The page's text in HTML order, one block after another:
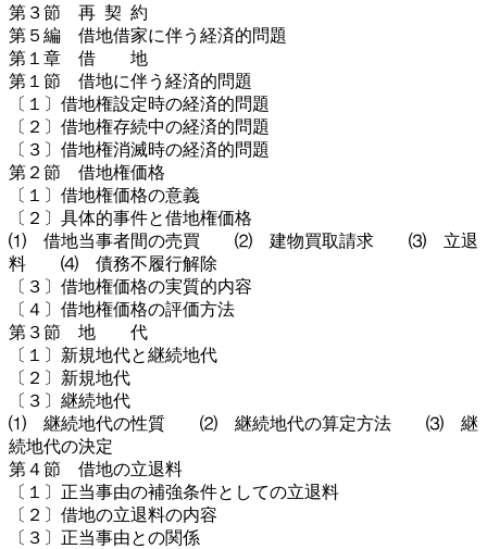
第３節 再 契 約
第５編 借地借家に伴う経済的問題
第１章 借 地
第１節 借地に伴う経済的問題
〔１〕借地権設定時の経済的問題
〔２〕借地権存続中の経済的問題
〔３〕借地権消滅時の経済的問題
第２節 借地権価格
〔１〕借地権価格の意義
〔２〕具体的事件と借地権価格
⑴ 借地当事者間の売買 ⑵ 建物買取請求 ⑶ 立退
料 ⑷ 債務不履行解除
〔３〕借地権価格の実質的内容
〔４〕借地権価格の評価方法
第３節 地 代
〔１〕新規地代と継続地代
〔２〕新規地代
〔３〕継続地代
⑴ 継続地代の性質 ⑵ 継続地代の算定方法 ⑶ 継
続地代の決定
第４節 借地の立退料
〔１〕正当事由の補強条件としての立退料
〔２〕借地の立退料の内容
〔３〕正当事由との関係